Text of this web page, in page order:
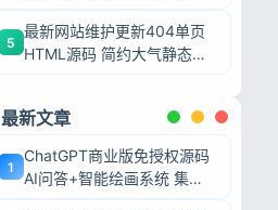
5
最新网站维护更新404单页
HTML源码 简约大气静态模
最新文章
1
ChatGPT商业版免授权源码
AI问答+智能绘画系统 集成